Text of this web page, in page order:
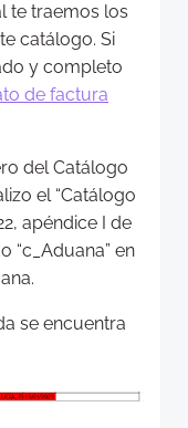
te traemos los
catálogo. Si
y completo
de factura
del Catálogo
el “Catálogo
apéndice I de
“c_Aduana” en
se encuentra